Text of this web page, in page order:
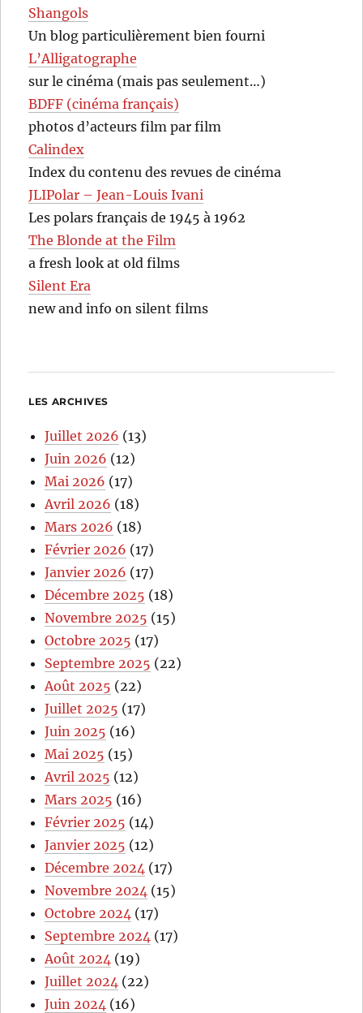
Shangols
Un blog particulièrement bien fourni
L’Alligatographe
sur le cinéma (mais pas seulement…)
BDFF (cinéma français)
photos d’acteurs film par film
Calindex
Index du contenu des revues de cinéma
JLIPolar – Jean-Louis Ivani
Les polars français de 1945 à 1962
The Blonde at the Film
a fresh look at old films
Silent Era
new and info on silent films
LES ARCHIVES
Juillet 2026 (13)
Juin 2026 (12)
Mai 2026 (17)
Avril 2026 (18)
Mars 2026 (18)
Février 2026 (17)
Janvier 2026 (17)
Décembre 2025 (18)
Novembre 2025 (15)
Octobre 2025 (17)
Septembre 2025 (22)
Août 2025 (22)
Juillet 2025 (17)
Juin 2025 (16)
Mai 2025 (15)
Avril 2025 (12)
Mars 2025 (16)
Février 2025 (14)
Janvier 2025 (12)
Décembre 2024 (17)
Novembre 2024 (15)
Octobre 2024 (17)
Septembre 2024 (17)
Août 2024 (19)
Juillet 2024 (22)
Juin 2024 (16)